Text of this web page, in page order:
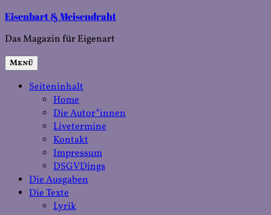
Zum
springen
Eisenbart & Meisendraht
Das Magazin für Eigenart
Menü
Seiteninhalt
Home
Die Autor*innen
Livetermine
Kontakt
Impressum
DSGVDings
Die Ausgaben
Die Texte
Lyrik